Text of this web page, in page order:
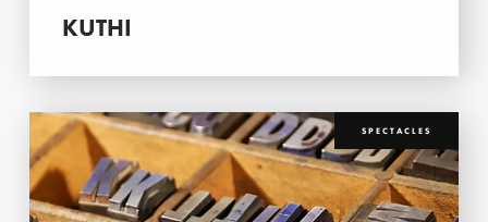
KUTHI
SPECTACLES